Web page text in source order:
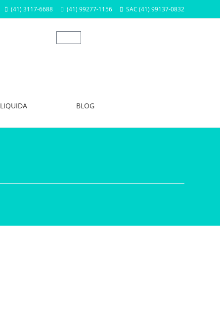
(41) 3117-6688 (41) 99277-1156 SAC (41) 99137-0832
LIQUIDA BLOG